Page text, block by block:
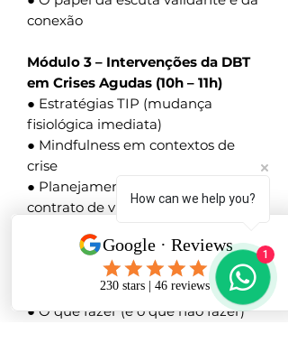
conexão
Módulo 3 – Intervenções da DBT
em Crises Agudas (10h – 11h)
● Estratégias TIP (mudança
fisiológica imediata)
● Mindfulness em contextos de
crise
● Planejamento de segurança e
contrato de vida
Módulo 4 – Comunicação e
Validação com Adolescentes (11h
● O que fazer (e o que não fazer)
How can we help you?
1